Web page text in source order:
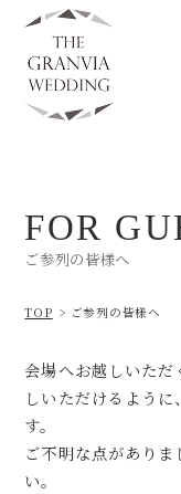
FOR
ご参列の皆様へ
TOP ご参列の皆様へ
会場へお越しいた
しいただけるよう
す。
ご不明な点があり
い。